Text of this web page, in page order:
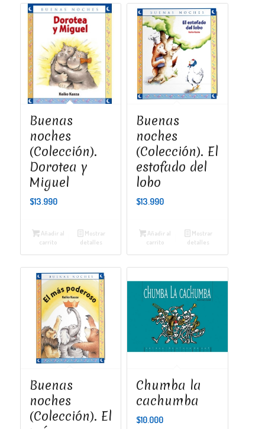
Buenas
noches
(Colección).
Dorotea y
Miguel
$13.990
Añadir al
carrito
Mostrar
detalles
Buenas
noches
(Colección). El
estofado del
lobo
$13.990
Añadir al
carrito
Mostrar
detalles
Buenas
noches
(Colección). El
Chumba la
cachumba
$10.000